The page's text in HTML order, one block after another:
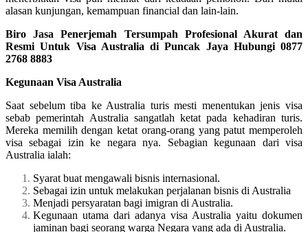
alasan kunjungan, kemampuan financial dan lain-lain.
Biro Jasa Penerjemah Tersumpah Profesional Akurat dan
Resmi Untuk Visa Australia di Puncak Jaya Hubungi 0877
2768 8883
Kegunaan Visa Australia
Saat sebelum tiba ke Australia turis mesti menentukan jenis visa
sebab pemerintah Australia sangatlah ketat pada kehadiran turis.
Mereka memilih dengan ketat orang-orang yang patut memperoleh
visa sebagai izin ke negara nya. Sebagian kegunaan dari visa
Australia ialah:
Syarat buat mengawali bisnis internasional.
Sebagai izin untuk melakukan perjalanan bisnis di Australia
Menjadi persyaratan bagi imigran di Australia.
Kegunaan utama dari adanya visa Australia yaitu dokumen
jaminan bagi seorang warga Negara yang ada di Australia.